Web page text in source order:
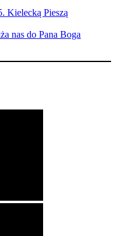
Kielecką Pieszą
nas do Pana Boga